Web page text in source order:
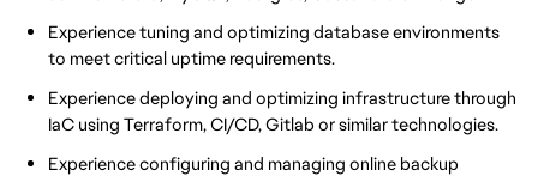
Experience tuning and optimizing database environments
to meet critical uptime requirements.
Experience deploying and optimizing infrastructure through
IaC using Terraform, CI/CD, Gitlab or similar technologies.
Experience configuring and managing online backup